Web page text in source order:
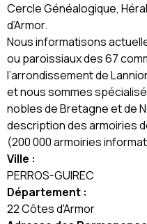
Cercle Généalogique,
d’Armor.
Nous informatisons
ou paroissiaux des 67
l’arrondissement de
et nous sommes
nobles de Bretagne et de
description des armoiries
(200 000 armoiries
Ville :
PERROS-GUIREC
Département :
22 Côtes d'Armor